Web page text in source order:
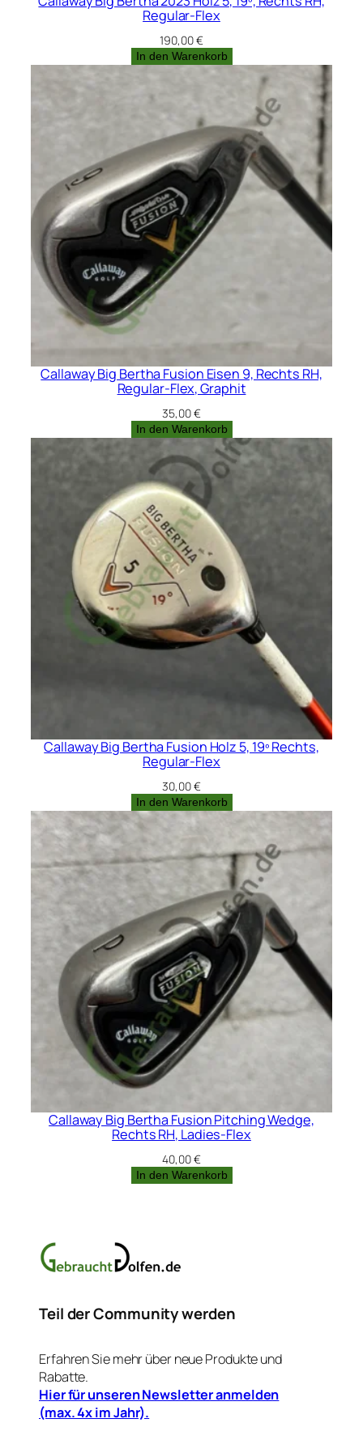
Regular-Flex
190,00€
In den Warenkorb
Callaway Big Bertha Fusion Eisen 9, Rechts RH,
Regular-Flex, Graphit
35,00€
In den Warenkorb
Callaway Big Bertha Fusion Holz 5, 19º Rechts,
Regular-Flex
30,00€
In den Warenkorb
Callaway Big Bertha Fusion Pitching Wedge,
Rechts RH, Ladies-Flex
40,00€
In den Warenkorb
Teil der Community werden
Erfahren Sie mehr über neue Produkte und
Rabatte.
Hier für unseren Newsletter anmelden
(max. 4x im Jahr).